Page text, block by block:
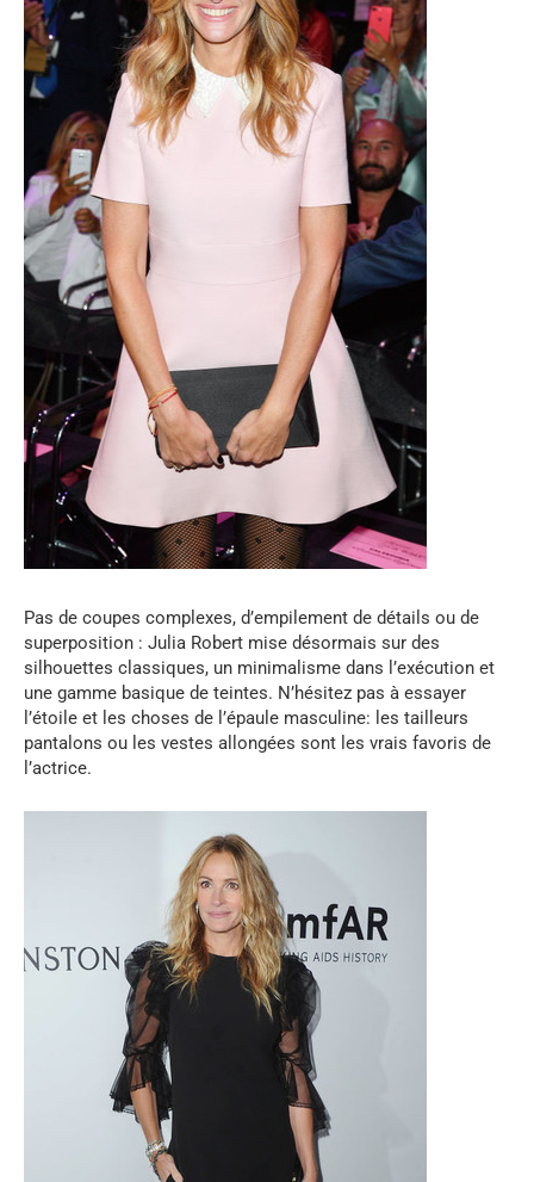
Pas de coupes complexes, d’empilement de détails ou de
superposition : Julia Robert mise désormais sur des
silhouettes classiques, un minimalisme dans l’exécution et
une gamme basique de teintes. N’hésitez pas à essayer
l’étoile et les choses de l’épaule masculine: les tailleurs
pantalons ou les vestes allongées sont les vrais favoris de
l’actrice.